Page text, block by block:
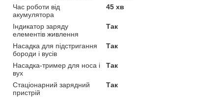
Час роботи від
акумулятора
45 хв
Індикатор заряду
елементів живлення
Так
Насадка для підстригання
бороди і вусів
Так
Насадка-тример для носа і
вух
Так
Стаціонарний зарядний
пристрій
Так